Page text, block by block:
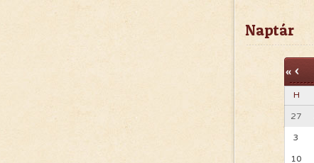
Naptár
« <
H
27
3
10